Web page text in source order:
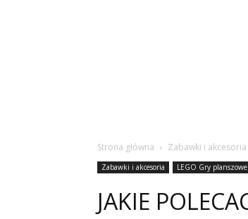
Strona główna Zabawki i akcesoria
Zabawki i akcesoria LEGO Gry planszowe
JAKIE